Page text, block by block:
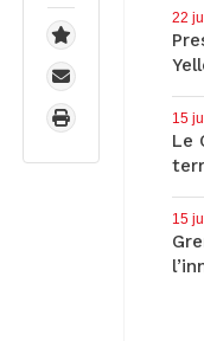
22
15
Le
15